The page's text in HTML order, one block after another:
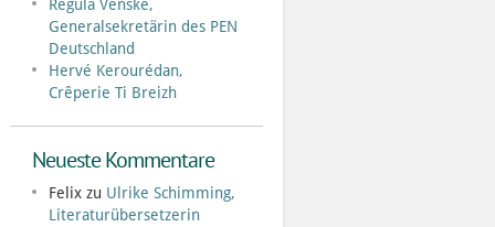
Regula Venske,
Generalsekretärin des PEN
Deutschland
Hervé Kerourédan,
Crêperie Ti Breizh
Neueste Kommentare
Felix zu Ulrike Schimming,
Literaturübersetzerin